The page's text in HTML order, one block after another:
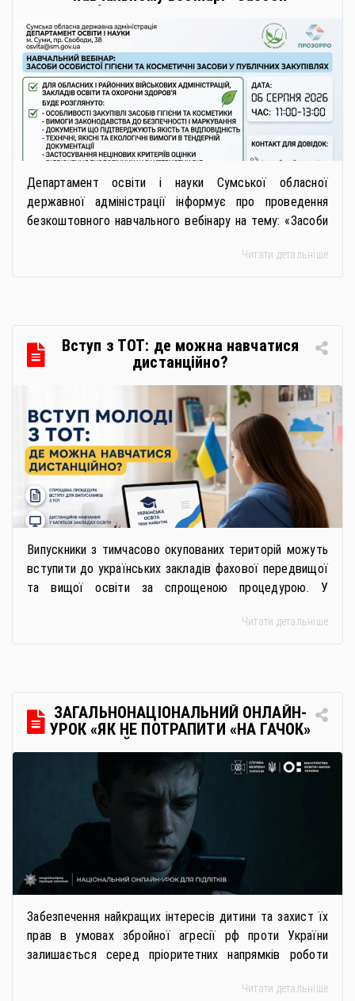
особистої гігієни та косметичні
засоби у публічних закупівлях: як
сформувати вимоги та обрати
безпечну і якісну продукцію»
Департамент освіти і науки Сумської обласної
державної адміністрації інформує про проведення
безкоштовного навчального вебінару на тему: «Засоби
закупівлях: як сформувати вимоги та обрати безпечну і
Читати детальніше
Вступ з ТОТ: де можна навчатися
дистанційно?
Випускники з тимчасово окупованих територій можуть
вступити до українських закладів фахової передвищої
та вищої освіти за спрощеною процедурою. У
дистанційне навчання, що дає можливість здобувати
передбачає: Скористатися цією процедурою […]
Читати детальніше
ЗАГАЛЬНОНАЦІОНАЛЬНИЙ ОНЛАЙН-
УРОК «ЯК НЕ ПОТРАПИТИ «НА ГАЧОК»
РОСІЙСЬКИХ СПЕЦСЛУЖБ
Забезпечення найкращих інтересів дитини та захист їх
прав в умовах збройної агресії рф проти України
залишається серед пріоритетних напрямків роботи
застосовується метод використання дітей у
Читати детальніше